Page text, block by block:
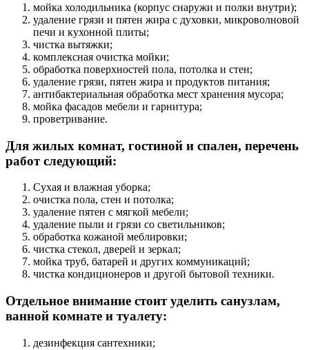
мойка холодильника (корпус снаружи и полки внутри);
удаление грязи и пятен жира с духовки, микроволновой
печи и кухонной плиты;
чистка вытяжки;
комплексная очистка мойки;
обработка поверхностей пола, потолка и стен;
удаление грязи, пятен жира и продуктов питания;
антибактериальная обработка мест хранения мусора;
мойка фасадов мебели и гарнитура;
проветривание.
Для жилых комнат, гостиной и спален, перечень
работ следующий:
Сухая и влажная уборка;
очистка пола, стен и потолка;
удаление пятен с мягкой мебели;
удаление пыли и грязи со светильников;
обработка кожаной меблировки;
чистка стекол, дверей и зеркал;
мойка труб, батарей и других коммуникаций;
чистка кондиционеров и другой бытовой техники.
Отдельное внимание стоит уделить санузлам,
ванной комнате и туалету:
дезинфекция сантехники;